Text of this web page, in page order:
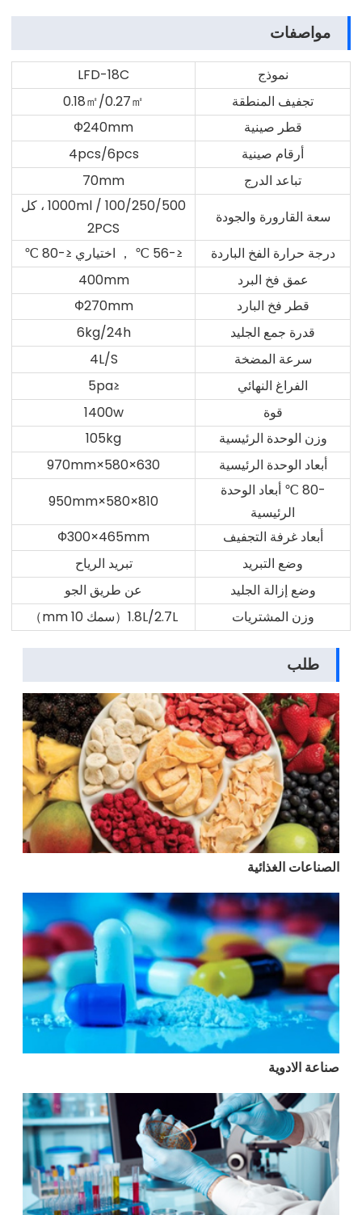
مواصفات
نموذج
LFD-18C
تجفيف المنطقة
0.18㎡/0.27㎡
قطر صينية
Ф240mm
أرقام صينية
4pcs/6pcs
تباعد الدرج
70mm
سعة القارورة والجودة
100/250/500 / 1000ml ، كل
2PCS
درجة حرارة الفخ الباردة
≤-56 ℃ ， اختياري ≤-80 ℃
عمق فخ البرد
400mm
قطر فخ البارد
Ф270mm
قدرة جمع الجليد
6kg/24h
سرعة المضخة
4L/S
الفراغ النهائي
≤5pa
قوة
1400w
وزن الوحدة الرئيسية
105kg
أبعاد الوحدة الرئيسية
630×580×970mm
-80 ℃ أبعاد الوحدة
الرئيسية
810×580×950mm
أبعاد غرفة التجفيف
Ф300×465mm
وضع التبريد
تبريد الرياح
وضع إزالة الجليد
عن طريق الجو
وزن المشتريات
1.8L/2.7L（سمك 10 mm）
طلب
الصناعات الغذائية
صناعة الادوية